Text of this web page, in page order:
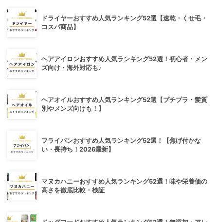
ドライヤーおすすめ人気ランキング52選【速乾・くせ毛・
コスパ商品】
ヘアアイロンおすすめ人気ランキング52選！初心者・メン
ズ向け・海外対応も♪
ヘアオイルおすすめ人気ランキング52選【プチプラ・髪質
別やメンズ向けも！】
フライパンおすすめ人気ランキング52選！【焦げ付かな
い・長持ち！2026最新】
マヌカハニーおすすめ人気ランキング52選！味や栄養価の
高さを徹底比較・検証